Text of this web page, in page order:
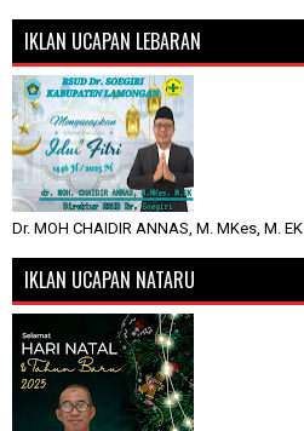
IKLAN UCAPAN LEBARAN
Dr. MOH CHAIDIR ANNAS, M. MKes, M. EK
IKLAN UCAPAN NATARU